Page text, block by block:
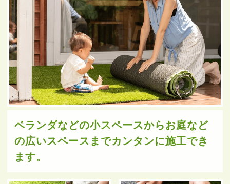
ベランダなどの小スペースからお庭など
の広いスペースまでカンタンに施工でき
ます。